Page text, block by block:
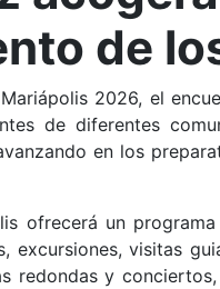
de
2026, el
de diferentes
en los
ofrecerá un
excursiones, visitas
redondas y